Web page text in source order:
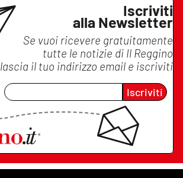
Iscriviti
alla Newsletter
Se vuoi ricevere gratuitamente
tutte le notizie di Il Reggino
lascia il tuo indirizzo email e iscriviti
Iscriviti